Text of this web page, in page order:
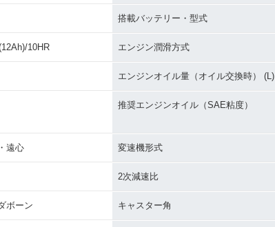
搭載バッテリー・型式
10HR エンジン潤滑方式
エンジンオイル量（オイル交換時） (L)
推奨エンジンオイル（SAE粘度）
遠心 変速機形式
2次減速比
ボーン キャスター角